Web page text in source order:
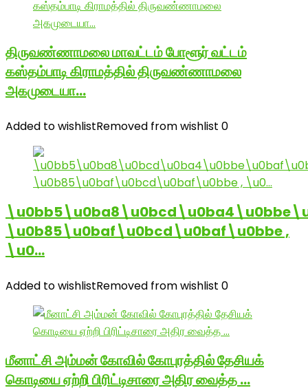
திருவண்ணாமலை மாவட்டம் போளூர் வட்டம்
கஸ்தம்பாடி கிராமத்தில் திருவண்ணாமலை
அகமுடையா…
Added to wishlistRemoved from wishlist 0
\u0b85\u0baf\u0bcd\u0baf\u0bbe ,
\u0…
Added to wishlistRemoved from wishlist 0
மீனாட்சி அம்மன் கோவில் கோபுரத்தில் தேசியக்
கொடியை ஏற்றி பிரிட்டிசாரை அதிர வைத்த …